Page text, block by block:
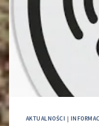
AKTUALNOŚCI |